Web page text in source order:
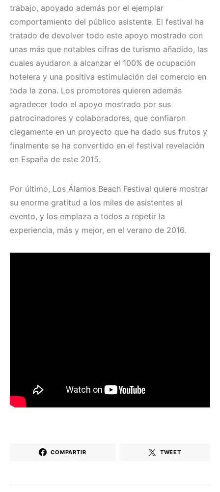
trabajo, apoyado además por el ejemplar
comportamiento del público asistente. El festival ha
tratado de devolver todo este apoyo mostrado con
unas más que notables cifras de turismo añadido, las
cuales ayudaron a alcanzar el 100% de ocupación
hotelera y una positiva estimulación del comercio en
toda la zona. Los promotores quieren además
agradecer todo el apoyo mostrado por sus
patrocinadores y colaboradores, que confiaron
ciegamente en un proyecto que ha dado sus frutos y
finalmente se ha convertido en el festival revelación
en España de este 2015.
Por último, Los Álamos Beach Festival quiere mostrar
su enorme gratitud a los miles de asistentes al
evento, y los emplaza a todos a repetir la
experiencia, más y mejor, en el verano de 2016.
COMPARTIR TWEET